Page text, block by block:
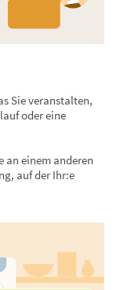
Sie veranstalten,
oder eine
an einem anderen
auf der Ihr:e